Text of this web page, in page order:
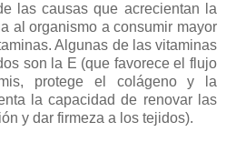
las causas que acrecientan la
al organismo a consumir mayor
Algunas de las vitaminas
son la E (que favorece el flujo
protege el colágeno y la
la capacidad de renovar las
y dar firmeza a los tejidos).